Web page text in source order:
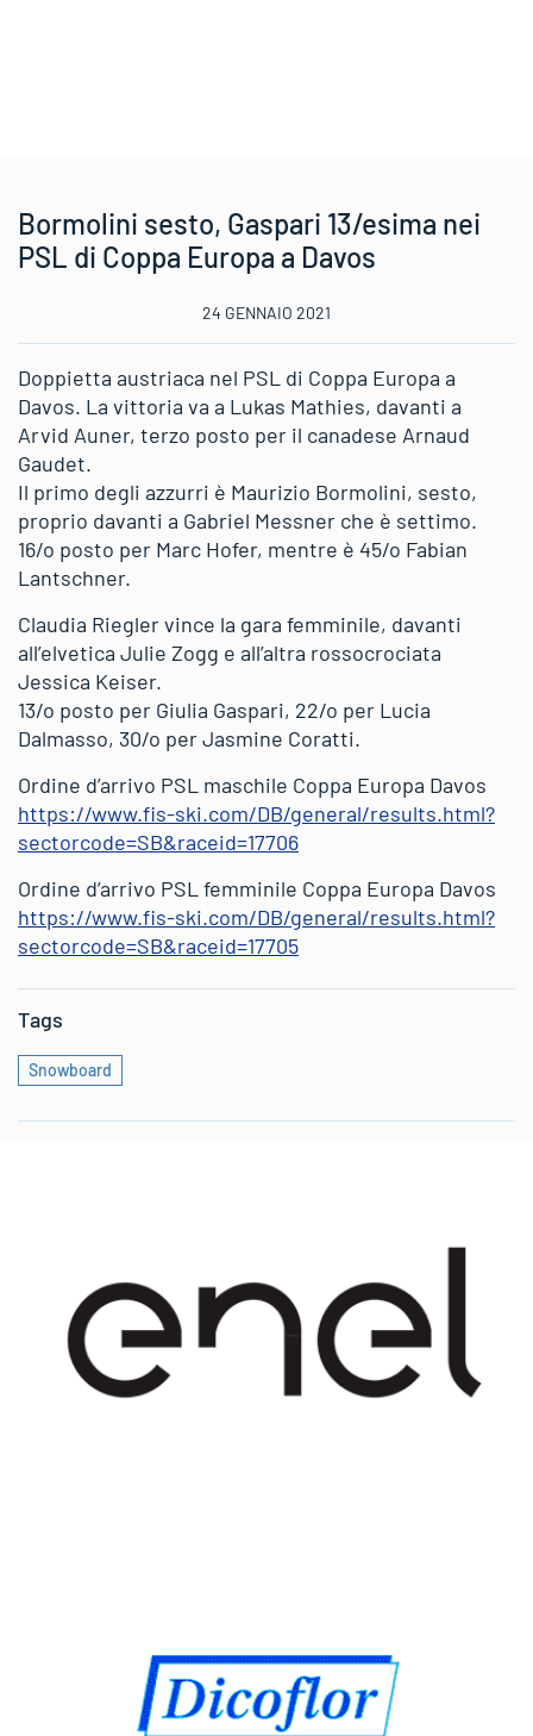
Bormolini sesto, Gaspari 13/esima nei
PSL di Coppa Europa a Davos
24 GENNAIO 2021
Doppietta austriaca nel PSL di Coppa Europa a
Davos. La vittoria va a Lukas Mathies, davanti a
Arvid Auner, terzo posto per il canadese Arnaud
Gaudet.
Il primo degli azzurri è Maurizio Bormolini, sesto,
proprio davanti a Gabriel Messner che è settimo.
16/o posto per Marc Hofer, mentre è 45/o Fabian
Lantschner.
Claudia Riegler vince la gara femminile, davanti
all’elvetica Julie Zogg e all’altra rossocrociata
Jessica Keiser.
13/o posto per Giulia Gaspari, 22/o per Lucia
Dalmasso, 30/o per Jasmine Coratti.
Ordine d’arrivo PSL maschile Coppa Europa Davos
https://www.fis-ski.com/DB/general/results.html?
sectorcode=SB&raceid=17706
Ordine d’arrivo PSL femminile Coppa Europa Davos
https://www.fis-ski.com/DB/general/results.html?
sectorcode=SB&raceid=17705
Tags
Snowboard